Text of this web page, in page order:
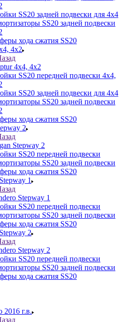
SS20 задней подвески для 4х4
SS20 задней подвески
хода сжатия SS20
4х2
4х4, 4х2
SS20 передней подвески 4х4,
SS20 задней подвески для 4х4
SS20 задней подвески
хода сжатия SS20
2
Stepway 2
SS20 передней подвески
SS20 задней подвески
хода сжатия SS20
1
Stepway 1
SS20 передней подвески
SS20 задней подвески
хода сжатия SS20
2
Stepway 2
SS20 передней подвески
SS20 задней подвески
хода сжатия SS20
2016 г.в.